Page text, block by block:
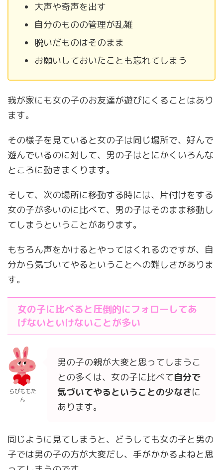
大声や奇声を出す
自分のものの管理が乱雑
脱いだものはそのまま
お願いしておいたことも忘れてしまう
我が家にも女の子のお友達が遊びにくることはあり
ます。
その様子を見ていると女の子は同じ場所で、好んで
遊んでいるのに対して、男の子はとにかくいろんな
ところに動きまくります。
そして、次の場所に移動する時には、片付けをする
女の子が多いのに比べて、男の子はそのまま移動し
てしまうということがあります。
もちろん声をかけるとやってはくれるのですが、自
分から気づいてやるということへの難しさがありま
す。
女の子に比べると圧倒的にフォローしてあ
げないといけないことが多い
らぴももた
ん
男の子の親が大変と思ってしまうこ
との多くは、女の子に比べて自分で
気づいてやるということの少なさに
あります。
同じように見てしまうと、どうしても女の子と男の
子では男の子の方が大変だし、手がかかるよねと思